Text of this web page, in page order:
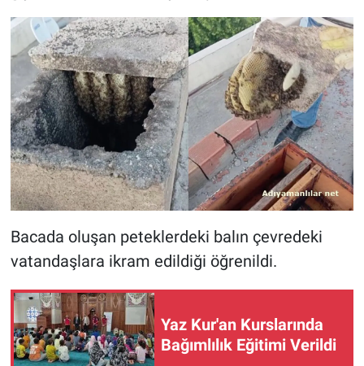
Bacada oluşan peteklerdeki balın çevredeki
vatandaşlara ikram edildiği öğrenildi.
Yaz Kur'an Kurslarında
Bağımlılık Eğitimi Verildi